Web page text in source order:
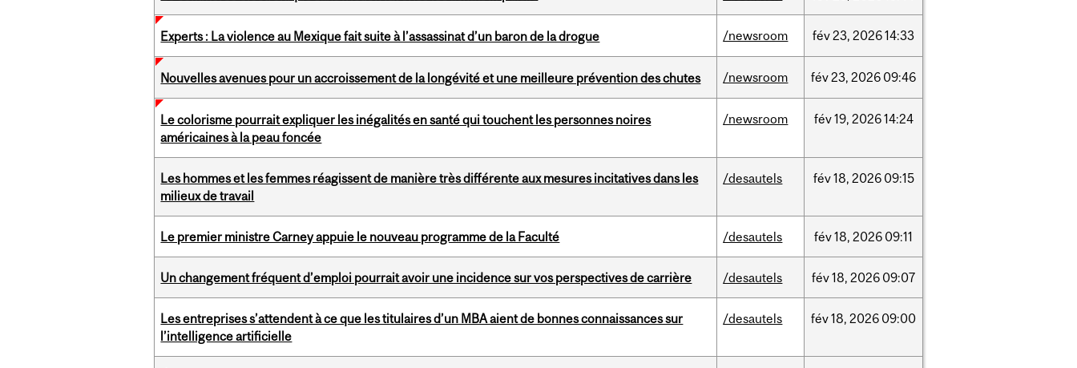
Experts : La violence au Mexique fait suite à l’assassinat d’un baron de la drogue /newsroom fév23, 202614:33
Nouvelles avenues pour un accroissement de la longévité et une meilleure prévention des chutes /newsroom fév23, 2026 09:46
Le colorisme pourrait expliquer les inégalités en santé qui touchent les personnes noires
américaines à la peau foncée
/newsroom fév19, 202614:24
Les hommes et les femmes réagissent de manière très différente aux mesures incitatives dans les
milieux de travail
/desautels fév18, 2026 09:15
Le premier ministre Carney appuie le nouveau programme de la Faculté /desautels fév18, 2026 09:11
Un changement fréquent d’emploi pourrait avoir une incidence sur vos perspectives de carrière /desautels fév18, 2026 09:07
Les entreprises s’attendent à ce que les titulaires d’un MBA aient de bonnes connaissances sur
l’intelligence artificielle
/desautels fév18, 2026 09:00